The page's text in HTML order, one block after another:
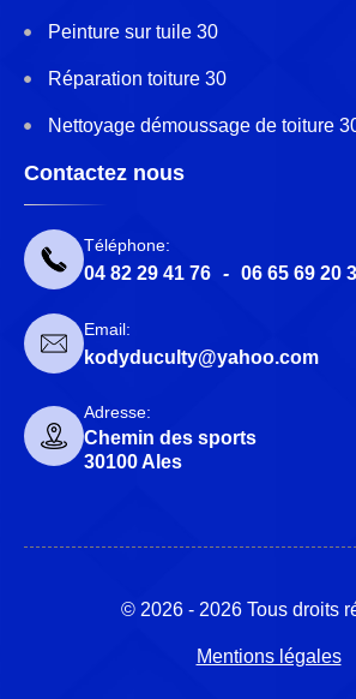
Peinture sur tuile 30
Réparation toiture 30
Nettoyage démoussage de toiture
Contactez nous
Téléphone:
04 82 29 41 76 - 06 65 69 20
Email:
kodyduculty@yahoo.com
Adresse:
Chemin des sports
30100 Ales
© 2026 - 2026 Tous droits
Mentions légales